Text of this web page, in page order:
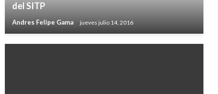
del SITP
Andres Felipe Gama jueves julio 14, 2016